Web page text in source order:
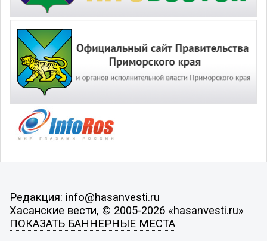
Редакция: info@hasanvesti.ru
Хасанские вести, © 2005-2026 «hasanvesti.ru»
ПОКАЗАТЬ БАННЕРНЫЕ МЕСТА